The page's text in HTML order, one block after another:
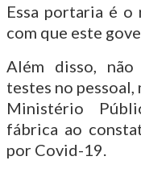
Essa portaria é
com que este
Além disso,
testes no pessoal,
Ministério
fábrica ao
por Covid-19.